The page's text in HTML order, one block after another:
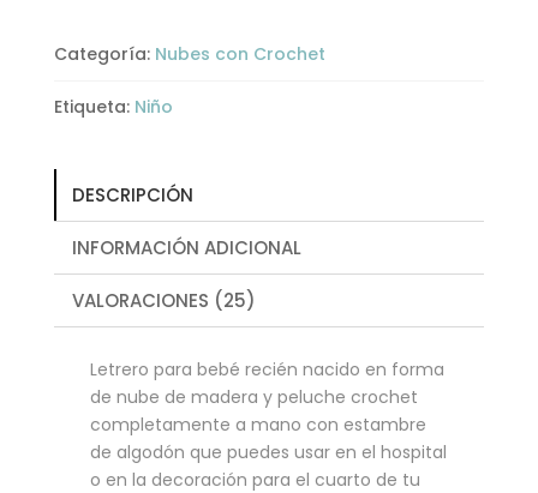
Categoría: Nubes con Crochet
Etiqueta: Niño
DESCRIPCIÓN
INFORMACIÓN ADICIONAL
VALORACIONES (25)
Letrero para bebé recién nacido en forma
de nube de madera y peluche crochet
completamente a mano con estambre
de algodón que puedes usar en el hospital
o en la decoración para el cuarto de tu